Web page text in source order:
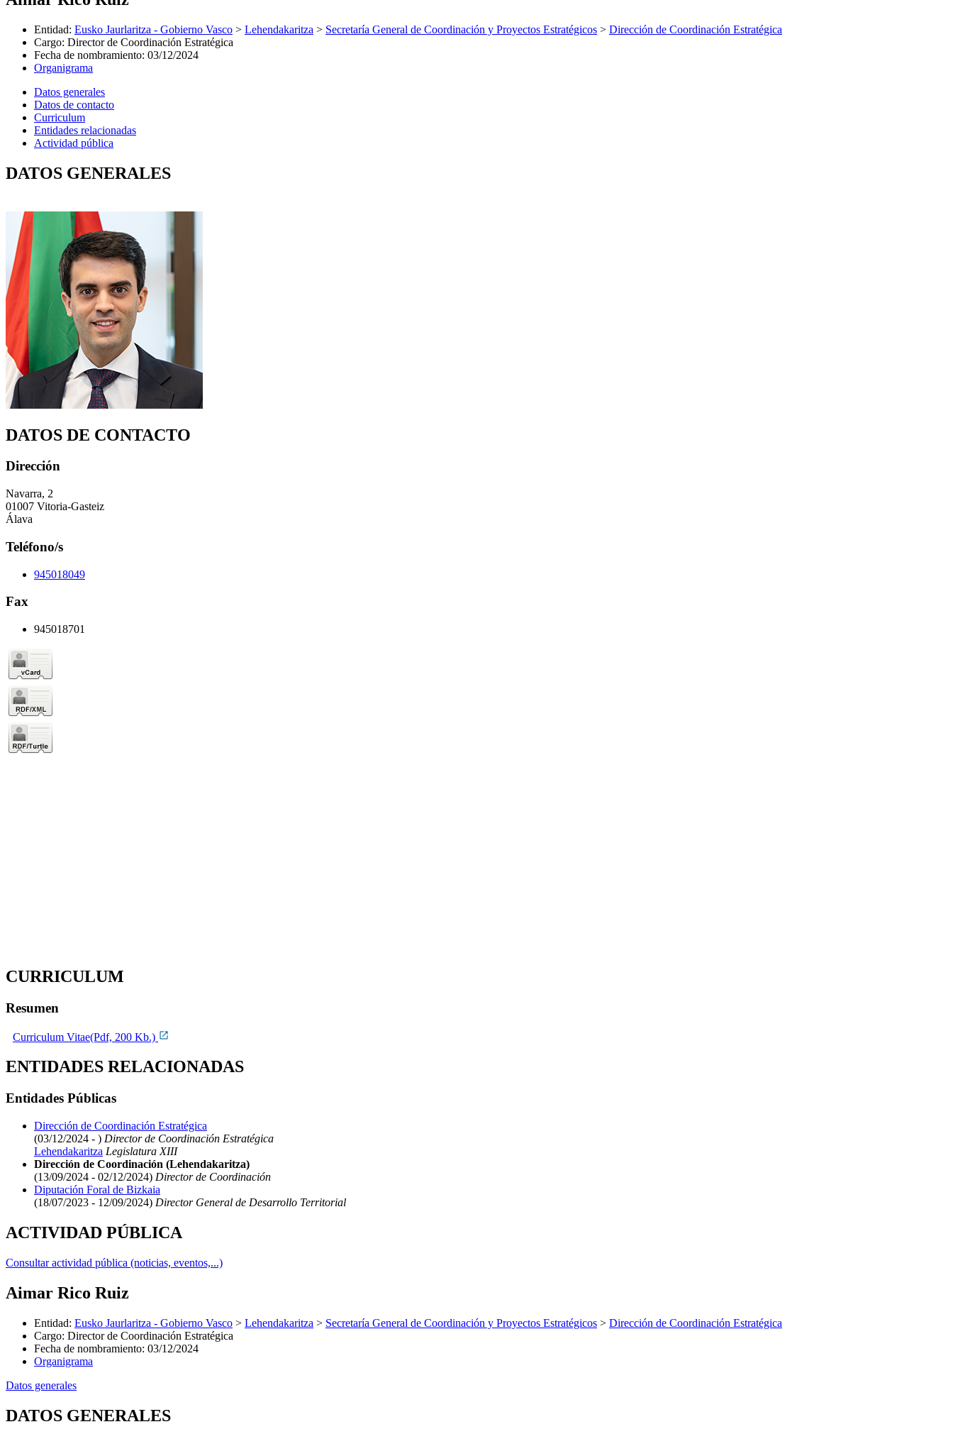
Entidad: Eusko Jaurlaritza - Gobierno Vasco > Lehendakaritza > Secretaría General de Coordinación y Proyectos Estratégicos > Dirección de Coordinación Estratégica
Cargo: Director de Coordinación Estratégica
Fecha de nombramiento: 03/12/2024
Organigrama
Datos generales
Datos de contacto
Curriculum
Entidades relacionadas
Actividad pública
DATOS GENERALES
DATOS DE CONTACTO
Dirección
Navarra, 2
01007 Vitoria-Gasteiz
Álava
Teléfono/s
945018049
Fax
945018701
CURRICULUM
Resumen
Curriculum Vitae(Pdf, 200 Kb.)
ENTIDADES RELACIONADAS
Entidades Públicas
Dirección de Coordinación Estratégica
(03/12/2024 - ) Director de Coordinación Estratégica
Lehendakaritza Legislatura XIII
Dirección de Coordinación (Lehendakaritza)
(13/09/2024 - 02/12/2024) Director de Coordinación
Diputación Foral de Bizkaia
(18/07/2023 - 12/09/2024) Director General de Desarrollo Territorial
ACTIVIDAD PÚBLICA
Consultar actividad pública (noticias, eventos,...)
Aimar Rico Ruiz
Entidad: Eusko Jaurlaritza - Gobierno Vasco > Lehendakaritza > Secretaría General de Coordinación y Proyectos Estratégicos > Dirección de Coordinación Estratégica
Cargo: Director de Coordinación Estratégica
Fecha de nombramiento: 03/12/2024
Organigrama
Datos generales
DATOS GENERALES